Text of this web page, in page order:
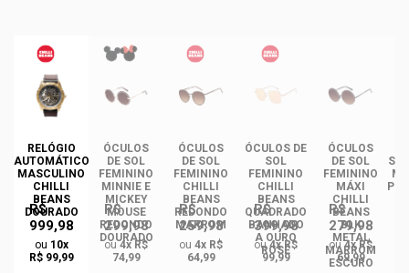
RELÓGIO
AUTOMÁTICO
MASCULINO
CHILLI
BEANS
DOURADO
R$
999,98
ou 10x
R$ 99,99
ÓCULOS
DE SOL
FEMININO
MINNIE E
MICKEY
MOUSE
REDONDO
DOURADO
R$
299,98
ou4x R$
74,99
ÓCULOS
DE SOL
FEMININO
CHILLI
BEANS
REDONDO
MARROM
R$
259,98
ou 4x R$
64,99
ÓCULOS DE
SOL
FEMININO
CHILLI
BEANS
QUADRADO
BANHADO
A OURO
ROSÉ
R$
399,98
ou4x R$
99,99
ÓCULOS
DE SOL
FEMININO
MÁXI
CHILLI
BEANS
BLK
METAL
MARROM
ESCURO
R$
279,98
ou4x R$
69,99